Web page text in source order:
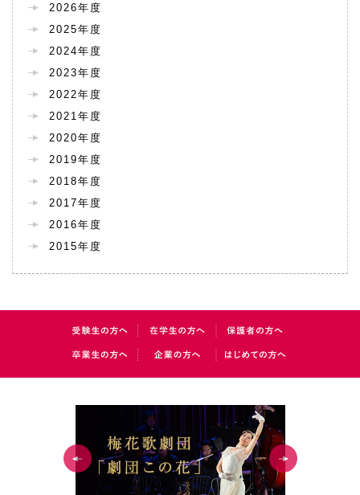
2026年度
2025年度
2024年度
2023年度
2022年度
2021年度
2020年度
2019年度
2018年度
2017年度
2016年度
2015年度